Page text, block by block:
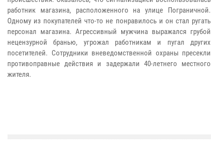
работник магазина, расположенного на улице Пограничной.
Одному из покупателей что-то не понравилось и он стал ругать
персонал магазина. Агрессивный мужчина выражался грубой
нецензурной бранью, угрожал работникам и пугал других
посетителей. Сотрудники вневедомственной охраны пресекли
противоправные действия и задержали 40-летнего местного
жителя.